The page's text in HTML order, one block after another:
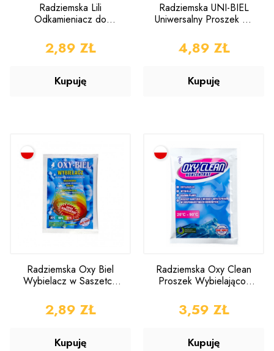
Radziemska Lili
Odkamieniacz do
CENA
2,89 ZŁ
Kupuję
Radziemska UNI-BIEL
Uniwersalny Proszek do
CENA
4,89 ZŁ
Kupuję
Radziemska Oxy Biel
Wybielacz w Saszetce
CENA
2,89 ZŁ
Kupuję
Radziemska Oxy Clean
Proszek Wybielająco-
CENA
3,59 ZŁ
Kupuję